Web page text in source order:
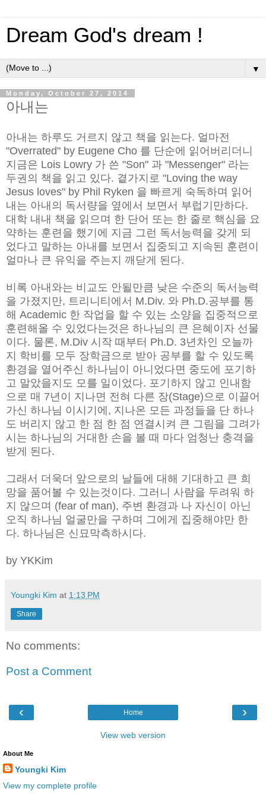
Dream God's dream !
▼
Monday, October 27, 2014
아내는
아내는 하루도 거르지 않고 책을 읽는다. 얼마전
"Overrated" by Eugene Cho 를 단순에 읽어버리더니
지금은 Lois Lowry 가 쓴 "Son" 과 "Messenger" 라는
두권의 책을 읽고 있다. 곁가지로 "Loving the way
Jesus loves" by Phil Ryken 을 빠르게 숙독하며 읽어
내는 아내의 독서량을 옆에서 보면서 부럽기만하다.
대학 내내 책을 읽으며 한 단어 또는 한 줄로 핵심을 요
약하는 훈련을 했기에 지금 그런 독서능력을 갖게 되
었다고 말하는 아내를 보면서 집중되고 지속된 훈련이
얼마나 큰 유익을 주는지 깨닫게 된다.
비록 아내와는 비교도 안될만큼 낮은 수준의 독서능력
을 가졌지만, 트리니티에서 M.Div. 와 Ph.D.공부를 통
해 Academic 한 작업을 할 수 있는 소양을 집중적으로
훈련해올 수 있었다는것은 하나님의 큰 은혜이자 선물
이다. 물론, M.Div 시작 때부터 Ph.D. 3년차인 오늘까
지 학비를 모두 장학금으로 받아 공부를 할 수 있도록
환경을 열어주신 하나님이 아니었다면 중도에 포기하
고 말았을지도 모를 일이었다. 포기하지 않고 인내함
으로 매 7년이 지나면 전혀 다른 장(Stage)으로 이끌어
가신 하나님 이시기에, 지나온 모든 과정들을 단 하나
도 버리지 않고 한 점 한 점 연결시켜 큰 그림을 그려가
시는 하나님의 거대한 손을 볼 때 마다 엄청난 충격을
받게 된다.
그래서 더욱더 앞으로의 날들에 대해 기대하고 큰 희
망을 품어볼 수 있는것이다. 그러니 사람을 두려워 하
지 않으며 (fear of man), 주변 환경과 나 자신이 아닌
오직 하나님 얼굴만을 구하며 그에게 집중해야만 한
다. 하나님은 신묘막측하시다.
by YKKim
Youngki Kim at 1:13 PM
Share
No comments:
Post a Comment
‹ ›
Home
View web version
About Me
Youngki Kim
View my complete profile